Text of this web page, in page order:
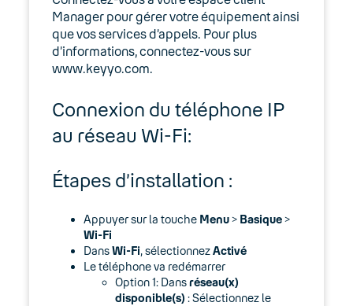
Manager pour gérer votre équipement ainsi
que vos services d’appels. Pour plus
d’informations, connectez-vous sur
www.keyyo.com.
Connexion du téléphone IP
au réseau Wi-Fi:
Étapes d’installation :
Appuyer sur la touche Menu> Basique>
Wi-Fi
DansWi-Fi, sélectionnezActivé
Le téléphone va redémarrer
Option 1: Dansréseau(x)
disponible(s) : Sélectionnez le